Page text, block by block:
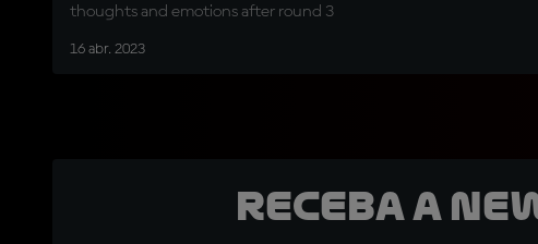
thoughts and emotions after round 3
16 abr. 2023
Receba a